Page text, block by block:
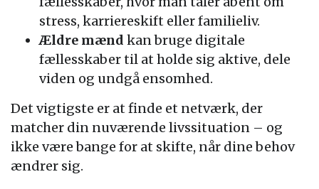
stress, karriereskift eller familieliv.
Ældre mænd kan bruge digitale
fællesskaber til at holde sig aktive, dele
viden og undgå ensomhed.
Det vigtigste er at finde et netværk, der
matcher din nuværende livssituation – og
ikke være bange for at skifte, når dine behov
ændrer sig.